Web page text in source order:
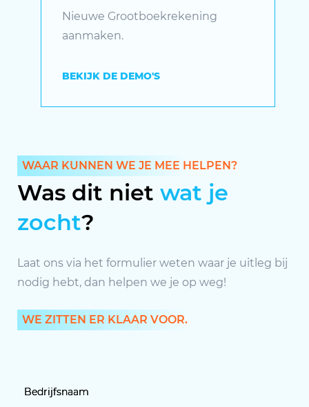
Nieuwe Grootboekrekening
aanmaken.
BEKIJK DE DEMO'S
WAAR KUNNEN WE JE MEE HELPEN?
Was dit niet wat je
zocht?
Laat ons via het formulier weten waar je uitleg bij
nodig hebt, dan helpen we je op weg!
WE ZITTEN ER KLAAR VOOR.